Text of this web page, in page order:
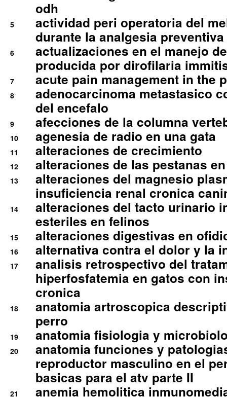
odh
5
actividad peri operatoria del
durante la analgesia
6
actualizaciones en el manejo
producida por dirofilaria
7 acute pain management in the
8
adenocarcinoma metastasico
del encefalo
9 afecciones de la columna
10 agenesia de radio en una gata
11 alteraciones de crecimiento
12 alteraciones de las pestanas
13
alteraciones del magnesio
insuficiencia renal cronica
14
alteraciones del tacto urinario
esteriles en felinos
15 alteraciones digestivas en
16 alternativa contra el dolor y la
17
analisis retrospectivo del
hiperfosfatemia en gatos con
cronica
18
anatomia artroscopica
perro
19 anatomia fisiologia y
20
anatomia funciones y
reproductor masculino en el
basicas para el atv parte II
21
anemia hemolitica